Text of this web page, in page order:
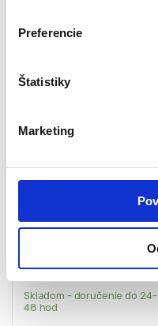
Preferencie
Štatistiky
Marketing
Termo taška na bicykel,
čierna, Trizand | 20888
Skladom - doručenie do 24-
48 hod